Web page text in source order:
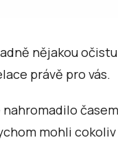
nějakou
právě pro vás.
mohli